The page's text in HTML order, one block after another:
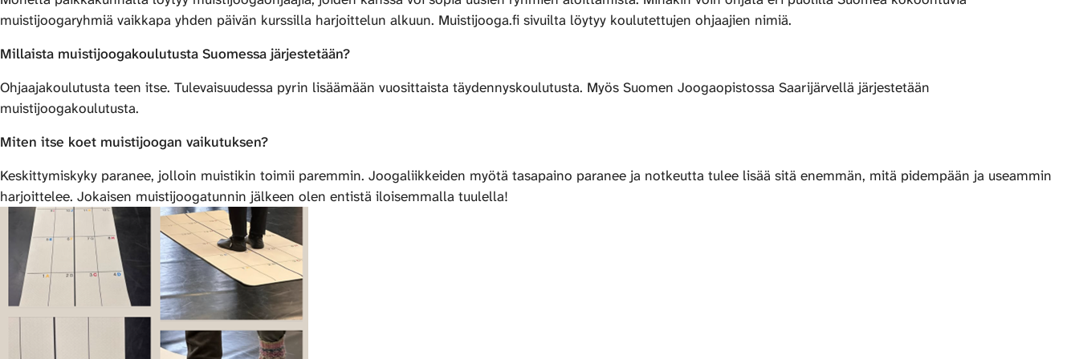
muistijoogaryhmiä vaikkapa yhden päivän kurssilla harjoittelun alkuun. Muistijooga.fi sivuilta löytyy koulutettujen ohjaajien nimiä.
Millaista muistijoogakoulutusta Suomessa järjestetään?
Ohjaajakoulutusta teen itse. Tulevaisuudessa pyrin lisäämään vuosittaista täydennyskoulutusta. Myös Suomen Joogaopistossa Saarijärvellä järjestetään
muistijoogakoulutusta.
Miten itse koet muistijoogan vaikutuksen?
Keskittymiskyky paranee, jolloin muistikin toimii paremmin. Joogaliikkeiden myötä tasapaino paranee ja notkeutta tulee lisää sitä enemmän, mitä pidempään ja useammin
harjoittelee. Jokaisen muistijoogatunnin jälkeen olen entistä iloisemmalla tuulella!